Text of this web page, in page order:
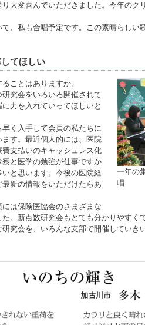
大変喜んでいただきました。今年のク
、私も合唱予定です。この素晴らしい
てほしい
一年の
唱
ことはありますか。
究会をいろいろ開催されて
力を入れていってほしいと
く入手して会員の私たちに
す。最近個人的には、医院
支払いのキャッシュレス化
と医学の勉強が仕事ですか
と思います。今後の医院経
新の情報をいただけたらあ
は保険医協会のさまざまな
。新点数研究会もとても分かりやすく
究会を、いろんな支部で開催していき